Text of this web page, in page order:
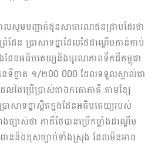
ាលសូមបញ្ជាក់ជូនសាធារណជនជ្រាបដែរថា
ដែន ប្រាសាទខ្នាដែលថៃដណ្តើមកាន់កាប់
ែនអធិបតេយ្យនិងបូរណភាពទឹកដីកម្ពុជា
ខ្នាត ១/២00 000 ដែលទទួលស្គាល់ជា
លថៃប្រើប្រាស់ជាឯកតោភាគី តាមខ្សែ
ាសាទខ្នាស្ថិតក្នុងដែនអធិបតេយ្យរបស់
ច្បាស់ថា ភាគីថៃបានប្រើកម្លាំងដណ្តើម
ាននិងខុសច្បាប់ទាំងស្រុង ដែលមិនអាច